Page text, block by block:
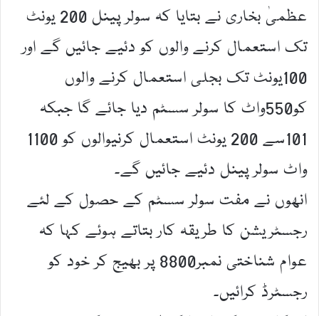
عظمیٰ بخاری نے بتایا کہ سولر پینل 200 یونٹ
تک استعمال کرنے والوں کو دئیے جائیں گے اور
100یونٹ تک بجلی استعمال کرنے والوں
کو550واٹ کا سولر سسٹم دیا جائے گا جبکہ
101سے 200 یونٹ استعمال کرنیوالوں کو 1100
واٹ سولر پینل دئیے جائیں گے۔
انھوں نے مفت سولر سسٹم کے حصول کے لئے
رجسٹریشن کا طریقہ کار بتاتے ہوئے کہا کہ
عوام شناختی نمبر8800 پر بھیج کر خود کو
رجسٹرڈ کرائیں۔